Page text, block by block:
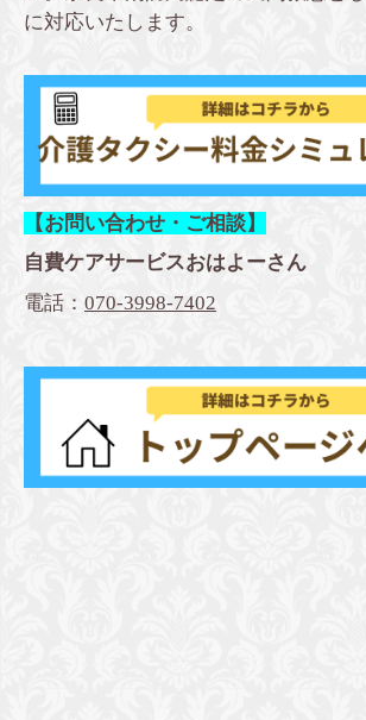
に対応いたします。
【お問い合わせ・ご相談】
自費ケアサービスおはよーさん
電話： 070-3998-7402